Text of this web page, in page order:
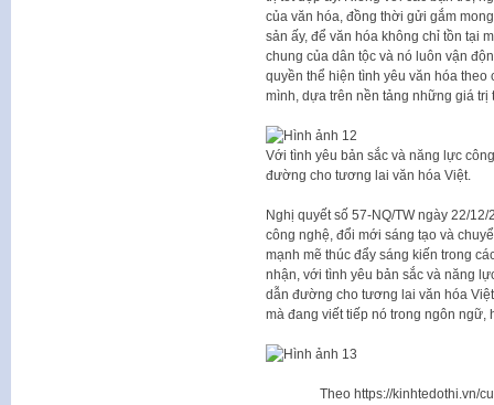
của văn hóa, đồng thời gửi gắm
sản ấy, để văn hóa không chỉ tồn tại
chung của dân tộc và nó luôn vận
quyền thể hiện tình yêu văn hóa
mình, dựa trên nền tảng những giá trị
Với tình yêu bản sắc và năng lực
đường cho tương lai văn hóa Việt.
Nghị quyết số 57-NQ/TW ngày 22/
công nghệ, đổi mới sáng tạo và
mạnh mẽ thúc đẩy sáng kiến trong
nhận, với tình yêu bản sắc và năng
dẫn đường cho tương lai văn hóa
mà đang viết tiếp nó trong ngôn
Theo https://kinhtedothi.vn/